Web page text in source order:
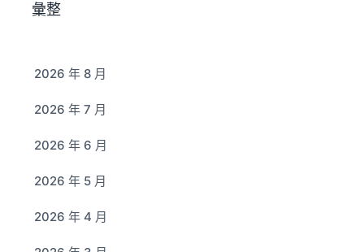
彙整
2026 年 8 月
2026 年 7 月
2026 年 6 月
2026 年 5 月
2026 年 4 月